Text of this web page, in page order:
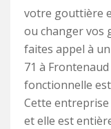
votre gouttière
ou changer vos
faites appel à
71 à
fonctionnelle
Cette entreprise
et elle est